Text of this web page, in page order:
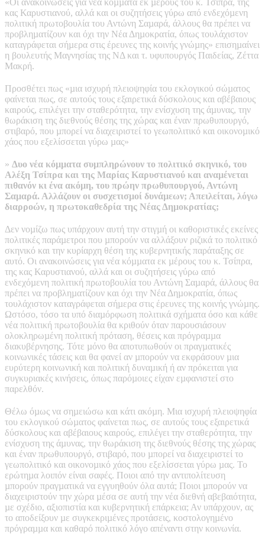
κας Καρυστιανού, αλλά και οι συζητήσεις γύρω από ενδεχόµενη
πολιτική πρωτοβουλία του Αντώνη Σαµαρά, άλλους θα πρέπει να
προβληµατίζουν και όχι την Νέα Δηµοκρατία, όπως τουλάχιστον
καταγράφεται σήµερα στις έρευνες της κοινής γνώµης» επισηµαίνει
η βουλευτής Μαγνησίας της ΝΔ και τ. υφυπουργός Παιδείας, Ζέττα
Μακρή.
Προσθέτει πως «µια ισχυρή πλειοψηφία του εκλογικού σώµατος
φαίνεται πως, σε αυτούς τους εξαιρετικά δύσκολους και αβέβαιους
καιρούς, επιλέγει την σταθερότητα, την ενίσχυση της άµυνας, την
θωράκιση της διεθνούς θέσης της χώρας και έναν πρωθυπουργό,
στιβαρό, που µπορεί να διαχειριστεί το γεωπολιτικό και οικονοµικό
χάος που εξελίσσεται γύρω µας»
» Δυο νέα κόµµατα συµπληρώνουν το πολιτικό σκηνικό, του
Αλέξη Τσίπρα και της Μαρίας Καρυστιανού και αναµένεται
πιθανόν κι ένα ακόµη, του πρώην πρωθυπουργού, Αντώνη
Σαµαρά. Αλλάζουν οι συσχετισµοί δυνάµεων; Απειλείται, λόγω
διαρροών, η πρωτοκαθεδρία της Νέας Δηµοκρατίας;
Δεν νοµίζω πως υπάρχουν αυτή την στιγµή οι καθοριστικές εκείνες
πολιτικές παράµετροι που µπορούν να αλλάξουν ριζικά το πολιτικό
σκηνικό και την κυρίαρχη θέση της κυβερνητικής παράταξης σε
αυτό. Οι ανακοινώσεις για νέα κόµµατα εκ µέρους του κ. Τσίπρα,
της κας Καρυστιανού, αλλά και οι συζητήσεις γύρω από
ενδεχόµενη πολιτική πρωτοβουλία του Αντώνη Σαµαρά, άλλους θα
πρέπει να προβληµατίζουν και όχι την Νέα Δηµοκρατία, όπως
τουλάχιστον καταγράφεται σήµερα στις έρευνες της κοινής γνώµης.
Ωστόσο, τόσο τα υπό διαµόρφωση πολιτικά σχήµατα όσο και κάθε
νέα πολιτική πρωτοβουλία θα κριθούν όταν παρουσιάσουν
ολοκληρωµένη πολιτική πρόταση, θέσεις και πρόγραµµα
διακυβέρνησης. Τότε µόνο θα αποτυπωθούν οι πραγµατικές
κοινωνικές τάσεις και θα φανεί αν µπορούν να εκφράσουν µια
ευρύτερη κοινωνική και πολιτική δυναµική ή αν πρόκειται για
συγκυριακές κινήσεις, όπως παρόµοιες είχαν εµφανιστεί στο
παρελθόν.
Θέλω όµως να σηµειώσω και κάτι ακόµη. Μια ισχυρή πλειοψηφία
του εκλογικού σώµατος φαίνεται πως, σε αυτούς τους εξαιρετικά
δύσκολους και αβέβαιους καιρούς, επιλέγει την σταθερότητα, την
ενίσχυση της άµυνας, την θωράκιση της διεθνούς θέσης της χώρας
και έναν πρωθυπουργό, στιβαρό, που µπορεί να διαχειριστεί το
γεωπολιτικό και οικονοµικό χάος που εξελίσσεται γύρω µας. Το
ερώτηµα λοιπόν είναι σαφές. Ποιοι από την αντιπολίτευση
µπορούν πραγµατικά να εγγυηθούν όλα αυτά; Ποιοι µπορούν να
διαχειριστούν την χώρα µέσα σε αυτή την νέα διεθνή αβεβαιότητα,
µε σχέδιο, αξιοπιστία και κυβερνητική επάρκεια; Αν υπάρχουν, ας
το αποδείξουν µε συγκεκριµένες προτάσεις, κοστολογηµένο
πρόγραµµα και καθαρό πολιτικό λόγο απέναντι στην κοινωνία.